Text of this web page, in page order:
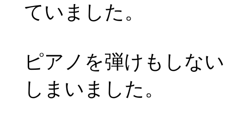
ていました。
ピアノを弾けもしな
しまいました。